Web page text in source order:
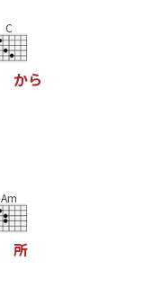
C
から
Am
所